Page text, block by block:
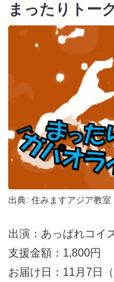
まったりトー
出典: 住みますアジア教室
出演：あっぱれコイ
支援金額：1,800円
お届け日：11月7日